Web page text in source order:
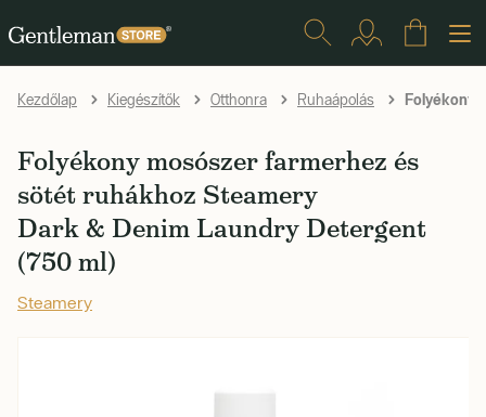
Kezdőlap Kiegészítők Otthonra Ruhaápolás Folyékony
Folyékony mosószer farmerhez és
sötét ruhákhoz Steamery
Dark & Denim Laundry Detergent
(750 ml)
Steamery